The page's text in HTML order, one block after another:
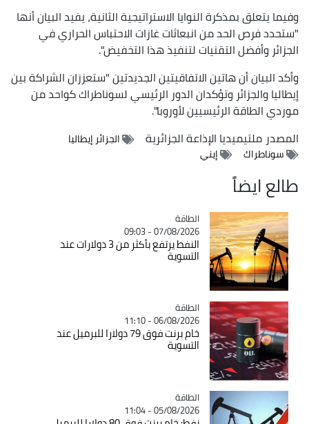
وفيما يتعلق بمذكرة النوايا الاستراتيجية الثانية، يفيد البيان أنها
"ستحدد فرص الحد من انبعاثات غازات الاحتباس الحراري في
الجزائر وأفضل التقنيات لتنفيذ هذا التخفيض".
وأكد البيان أن هاتين الاتفاقيتين الجديدتين "ستعززان الشراكة بين
إيطاليا والجزائر وتؤكدان الدور الرئيسي لسوناطراك كواحد من
موردي الطاقة الرئيسيين لأوروبا".
المصدرملتيميديا الإذاعة الجزائرية
الجزائر إيطاليا
سوناطراك
إيني
طالع ايضاً
Catégorie
الطاقة
07/08/2026 - 09:03
النفط يرتفع بأكثر من 3 دولارات عند
التسوية
Catégorie
الطاقة
06/08/2026 - 11:10
خام برنت فوق 79 دولارا للبرميل عند
التسوية
Catégorie
الطاقة
05/08/2026 - 11:04